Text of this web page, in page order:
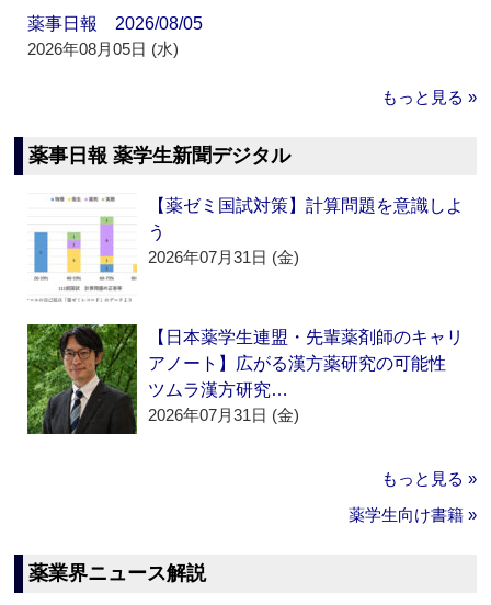
薬事日報 2026/08/05
2026年08月05日 (水)
もっと見る »
薬事日報 薬学生新聞デジタル
【薬ゼミ国試対策】計算問題を意識しよ
う
2026年07月31日 (金)
【日本薬学生連盟・先輩薬剤師のキャリ
アノート】広がる漢方薬研究の可能性
ツムラ漢方研究…
2026年07月31日 (金)
もっと見る »
薬学生向け書籍 »
薬業界ニュース解説